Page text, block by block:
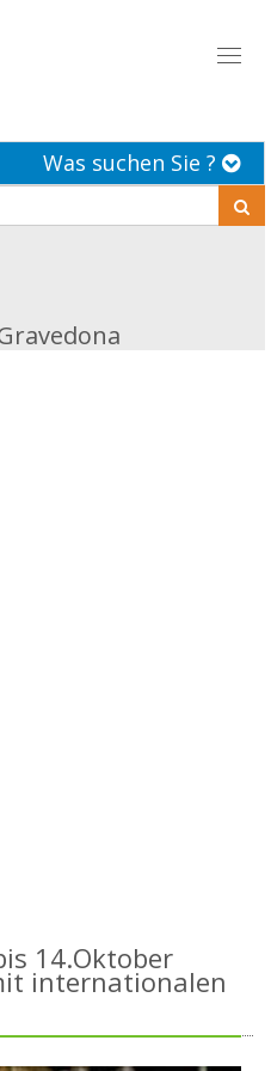
Was suchen Sie ?
14.Oktober
internationalen